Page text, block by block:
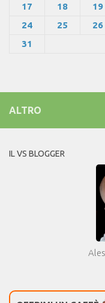
17
18 19
24
25 26
31
ALTRO
IL VS BLOGGER